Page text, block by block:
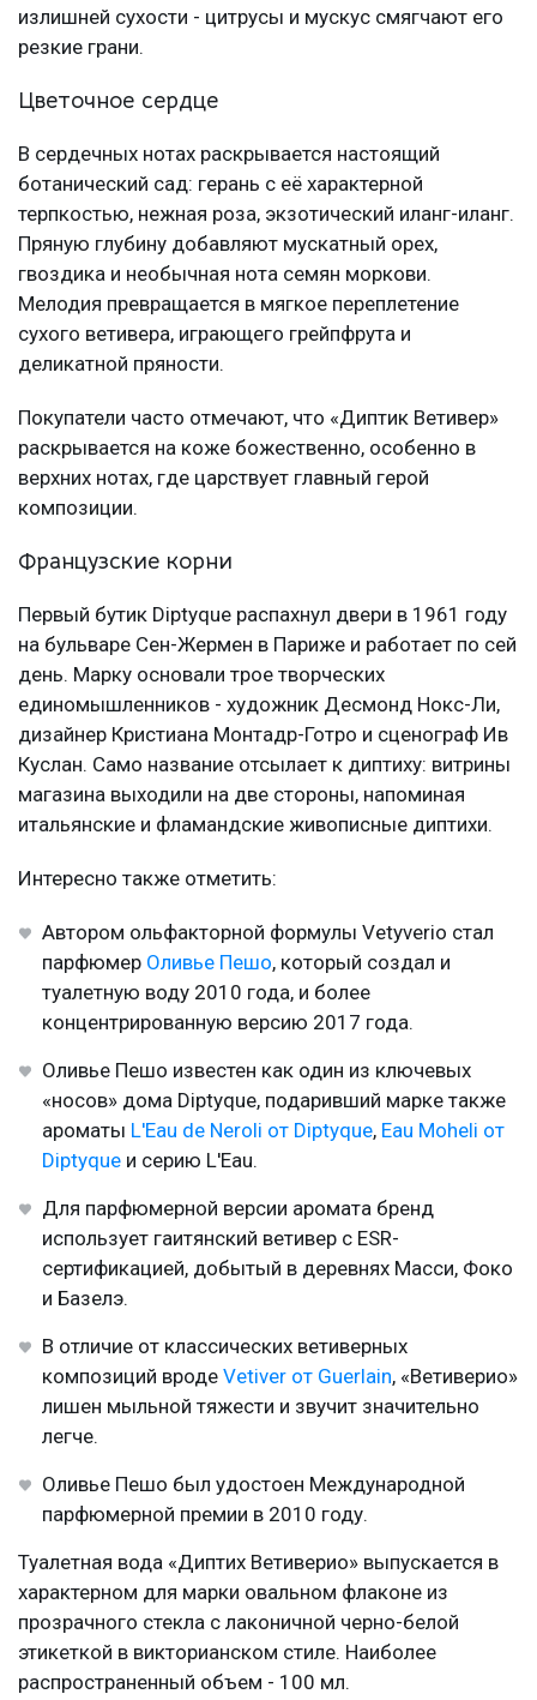
излишней сухости - цитрусы и мускус смягчают его
резкие грани.
Цветочное сердце
В сердечных нотах раскрывается настоящий
ботанический сад: герань с её характерной
терпкостью, нежная роза, экзотический иланг-иланг.
Пряную глубину добавляют мускатный орех,
гвоздика и необычная нота семян моркови.
Мелодия превращается в мягкое переплетение
сухого ветивера, играющего грейпфрута и
деликатной пряности.
Покупатели часто отмечают, что «Диптик Ветивер»
раскрывается на коже божественно, особенно в
верхних нотах, где царствует главный герой
композиции.
Французские корни
Первый бутик Diptyque распахнул двери в 1961 году
на бульваре Сен-Жермен в Париже и работает по сей
день. Марку основали трое творческих
единомышленников - художник Десмонд Нокс-Ли,
дизайнер Кристиана Монтадр-Готро и сценограф Ив
Куслан. Само название отсылает к диптиху: витрины
магазина выходили на две стороны, напоминая
итальянские и фламандские живописные диптихи.
Интересно также отметить:
Автором ольфакторной формулы Vetyverio стал
парфюмер Оливье Пешо, который создал и
туалетную воду 2010 года, и более
концентрированную версию 2017 года.
Оливье Пешо известен как один из ключевых
«носов» дома Diptyque, подаривший марке также
ароматы L'Eau de Neroli от Diptyque, Eau Moheli от
Diptyque и серию L'Eau.
Для парфюмерной версии аромата бренд
использует гаитянский ветивер с ESR-
сертификацией, добытый в деревнях Масси, Фоко
и Базелэ.
В отличие от классических ветиверных
композиций вроде Vetiver от Guerlain, «Ветиверио»
лишен мыльной тяжести и звучит значительно
легче.
Оливье Пешо был удостоен Международной
парфюмерной премии в 2010 году.
Туалетная вода «Диптих Ветиверио» выпускается в
характерном для марки овальном флаконе из
прозрачного стекла с лаконичной черно-белой
этикеткой в викторианском стиле. Наиболее
распространенный объем - 100 мл.